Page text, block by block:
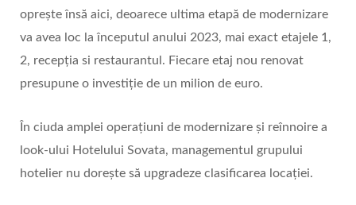
oprește însă aici, deoarece ultima etapă de modernizare
va avea loc la începutul anului 2023, mai exact etajele 1,
2, recepția si restaurantul. Fiecare etaj nou renovat
presupune o investiție de un milion de euro.
În ciuda amplei operațiuni de modernizare și reînnoire a
look-ului Hotelului Sovata, managementul grupului
hotelier nu dorește să upgradeze clasificarea locației.